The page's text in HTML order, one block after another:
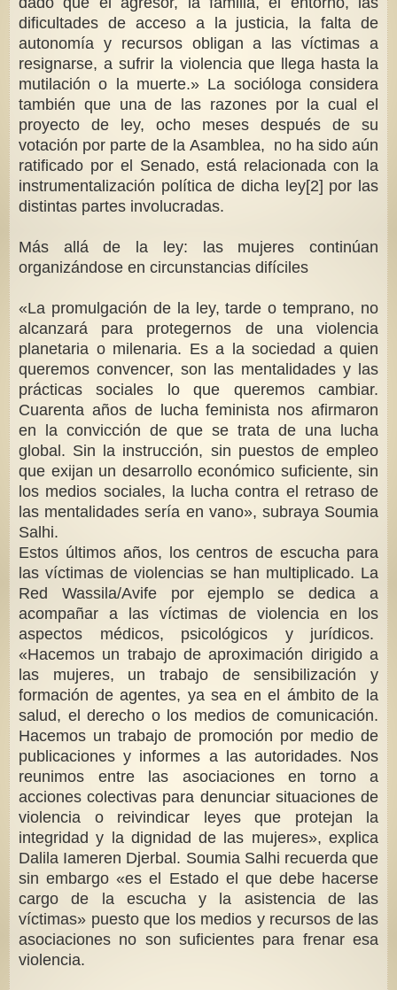
dificultades de acceso a la justicia, la falta de
autonomía y recursos obligan a las víctimas a
resignarse, a sufrir la violencia que llega hasta la
mutilación o la muerte.» La socióloga considera
también que una de las razones por la cual el
proyecto de ley, ocho meses después de su
votación por parte de la Asamblea, no ha sido aún
ratificado por el Senado, está relacionada con la
instrumentalización política de dicha ley[2] por las
distintas partes involucradas.
Más allá de la ley: las mujeres continúan
organizándose en circunstancias difíciles
«La promulgación de la ley, tarde o temprano, no
alcanzará para protegernos de una violencia
planetaria o milenaria. Es a la sociedad a quien
queremos convencer, son las mentalidades y las
prácticas sociales lo que queremos cambiar.
Cuarenta años de lucha feminista nos afirmaron
en la convicción de que se trata de una lucha
global. Sin la instrucción, sin puestos de empleo
que exijan un desarrollo económico suficiente, sin
los medios sociales, la lucha contra el retraso de
las mentalidades sería en vano», subraya Soumia
Salhi.
Estos últimos años, los centros de escucha para
las víctimas de violencias se han multiplicado. La
Red Wassila/Avife por ejemplo se dedica a
acompañar a las víctimas de violencia en los
aspectos médicos, psicológicos y jurídicos.
«Hacemos un trabajo de aproximación dirigido a
las mujeres, un trabajo de sensibilización y
formación de agentes, ya sea en el ámbito de la
salud, el derecho o los medios de comunicación.
Hacemos un trabajo de promoción por medio de
publicaciones y informes a las autoridades. Nos
reunimos entre las asociaciones en torno a
acciones colectivas para denunciar situaciones de
violencia o reivindicar leyes que protejan la
integridad y la dignidad de las mujeres», explica
Dalila Iameren Djerbal. Soumia Salhi recuerda que
sin embargo «es el Estado el que debe hacerse
cargo de la escucha y la asistencia de las
víctimas» puesto que los medios y recursos de las
asociaciones no son suficientes para frenar esa
violencia.